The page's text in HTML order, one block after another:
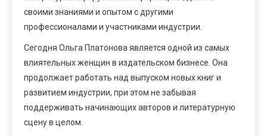
своими знаниями и опытом с другими
профессионалами и участниками индустрии.
Сегодня Ольга Платонова является одной из самых
влиятельных женщин в издательском бизнесе. Она
продолжает работать над выпуском новых книг и
развитием индустрии, при этом не забывая
поддерживать начинающих авторов и литературную
сцену в целом.